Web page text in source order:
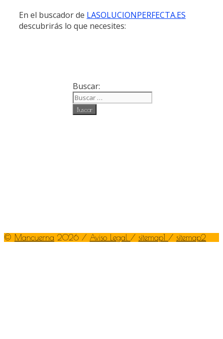
En el buscador de LASOLUCIONPERFECTA.ES
descubrirás lo que necesites:
Buscar:
© Mancuerna 2026 / Aviso Legal / sitemap1 / sitemap2